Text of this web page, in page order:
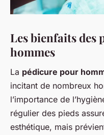
Les bienfaits des
hommes
La pédicure pour
incitant de nombreux
l’importance de
régulier des pieds
esthétique, mais